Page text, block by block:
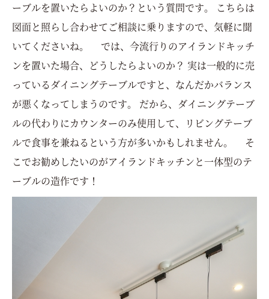
ーブルを置いたらよいのか？という質問です。 こちらは
図面と照らし合わせてご相談に乗りますので、気軽に聞
いてくださいね。 では、今流行りのアイランドキッチ
ンを置いた場合、どうしたらよいのか？ 実は一般的に売
っているダイニングテーブルですと、なんだかバランス
が悪くなってしまうのです。 だから、ダイニングテーブ
ルの代わりにカウンターのみ使用して、リビングテーブ
ルで食事を兼ねるという方が多いかもしれません。 そ
こでお勧めしたいのがアイランドキッチンと一体型のテ
ーブルの造作です！